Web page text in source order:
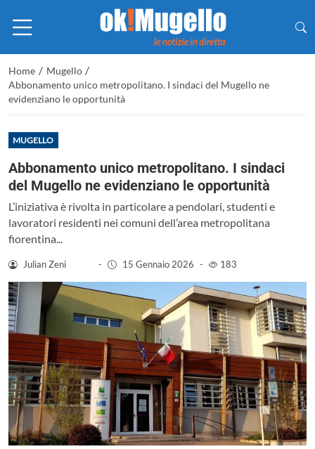
Home / Mugello /
Abbonamento unico metropolitano. I sindaci del Mugello ne
evidenziano le opportunità
MUGELLO
Abbonamento unico metropolitano. I sindaci
del Mugello ne evidenziano le opportunità
L’iniziativa è rivolta in particolare a pendolari, studenti e
lavoratori residenti nei comuni dell’area metropolitana
fiorentina...
Julian Zeni - 15 Gennaio 2026 - 183